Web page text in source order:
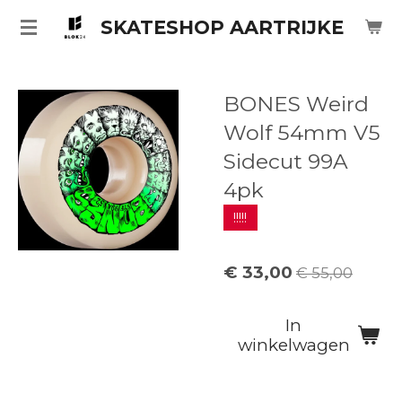
Ga
de
hoofdinhoud
SKATESHOP AARTRIJKE
BONES Weird
Wolf 54mm V5
Sidecut 99A
4pk
!!!!!
€ 33,00 € 55,00
In
winkelwagen